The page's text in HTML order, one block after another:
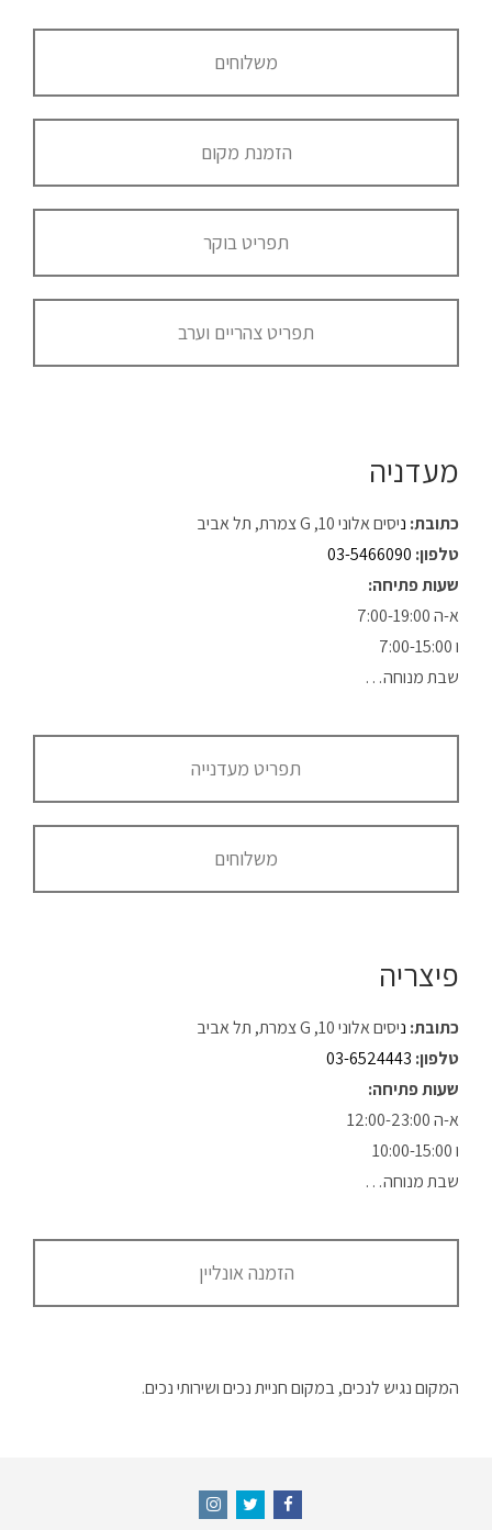
משלוחים
הזמנת מקום
תפריט בוקר
תפריט צהריים וערב
מעדניה
כתובת: ניסים אלוני 10, G צמרת, תל אביב
טלפון: 03-5466090
שעות פתיחה:
א-ה 7:00-19:00
ו 7:00-15:00
שבת מנוחה…
תפריט מעדנייה
משלוחים
פיצריה
כתובת: ניסים אלוני 10, G צמרת, תל אביב
טלפון: 03-6524443
שעות פתיחה:
א-ה 12:00-23:00
ו 10:00-15:00
שבת מנוחה…
הזמנה אונליין
המקום נגיש לנכים, במקום חניית נכים ושירותי נכים.